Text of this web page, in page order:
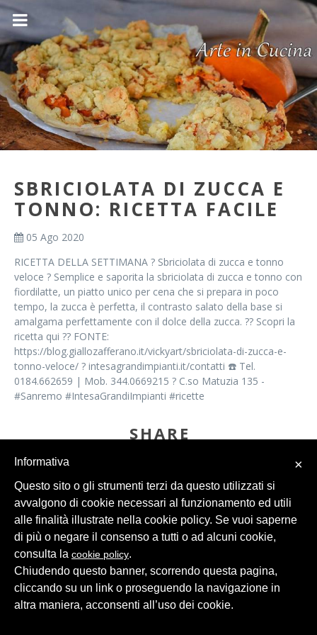
SBRICIOLATA DI ZUCCA E
TONNO: RICETTA FACILE
05 Ago 2020
RICETTA DELLA SETTIMANA ? Sbriciolata di zucca e tonno
veloce ? Semplice e saporita la sbriciolata di zucca e tonno con
fiordilatte, un piatto unico per cena che si prepara in poco
tempo, la zucca è perfetta, il contrasto salato della base si
amalgama perfettamente con il dolce della zucca. ?? Scopri la
ricetta qui ?? FONTE:
https://blog.giallozafferano.it/vickyart/sbriciolata-di-zucca-e-
tonno-veloce/ ? intesagrandimpianti.it/contatti ☎️ Tel.
0184.662659 | Mob. 344.0669215 ? C.so Matuzia 135 -
#Sanremo #IntesaGrandiImpianti #ricette
SHARE
© 2026 Intesa Grandi Impianti Srl
×
Informativa
Questo sito o gli strumenti terzi da questo utilizzati si
avvalgono di cookie necessari al funzionamento ed utili
alle finalità illustrate nella cookie policy. Se vuoi saperne
di più o negare il consenso a tutti o ad alcuni cookie,
consulta la cookie policy.
Chiudendo questo banner, scorrendo questa pagina,
cliccando su un link o proseguendo la navigazione in
altra maniera, acconsenti all’uso dei cookie.